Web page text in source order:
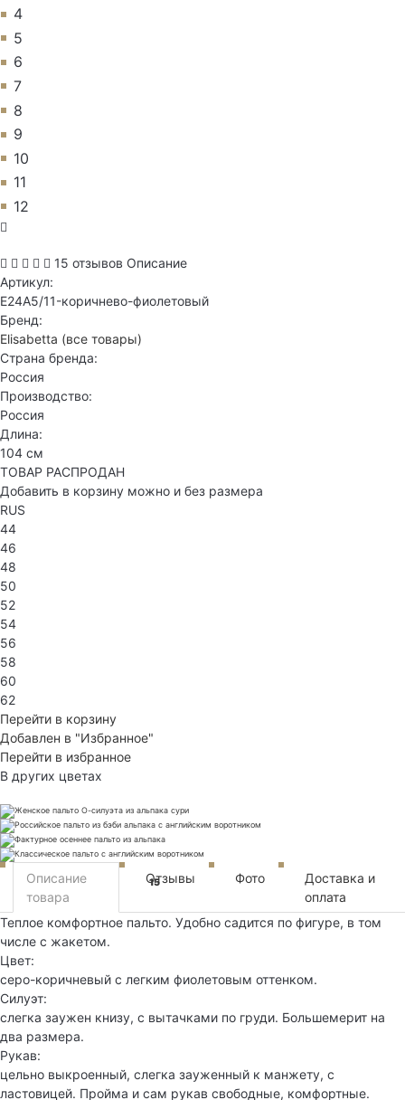
4
5
6
7
8
9
10
11
12
15 отзывов Описание
Артикул:
E24A5/11-коричнево-фиолетовый
Бренд:
Elisabetta (все товары)
Страна бренда:
Россия
Производство:
Россия
Длина:
104 см
ТОВАР РАСПРОДАН
Добавить в корзину можно и без размера
RUS
44
46
48
50
52
54
56
58
60
62
Перейти в корзину
Добавлен в "Избранное"
Перейти в избранное
В других цветах
Описание
товара
Отзывы
15 Фото
Доставка и
оплата
Теплое комфортное пальто. Удобно садится по фигуре, в том
числе с жакетом.
Цвет:
серо-коричневый с легким фиолетовым оттенком.
Силуэт:
слегка заужен книзу, с вытачками по груди. Большемерит на
два размера.
Рукав:
цельно выкроенный, слегка зауженный к манжету, с
ластовицей. Пройма и сам рукав свободные, комфортные.